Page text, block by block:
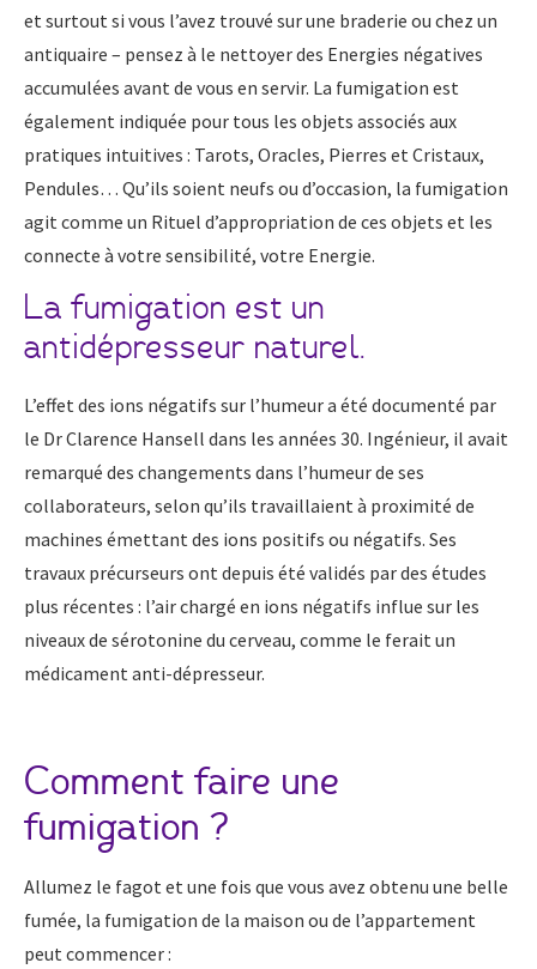
et surtout si vous l’avez trouvé sur une braderie ou chez un
antiquaire – pensez à le nettoyer des Energies négatives
accumulées avant de vous en servir. La fumigation est
également indiquée pour tous les objets associés aux
pratiques intuitives : Tarots, Oracles, Pierres et Cristaux,
Pendules… Qu’ils soient neufs ou d’occasion, la fumigation
agit comme un Rituel d’appropriation de ces objets et les
connecte à votre sensibilité, votre Energie.
La fumigation est un
antidépresseur naturel.
L’effet des ions négatifs sur l’humeur a été documenté par
le Dr Clarence Hansell dans les années 30. Ingénieur, il avait
remarqué des changements dans l’humeur de ses
collaborateurs, selon qu’ils travaillaient à proximité de
machines émettant des ions positifs ou négatifs. Ses
travaux précurseurs ont depuis été validés par des études
plus récentes : l’air chargé en ions négatifs influe sur les
niveaux de sérotonine du cerveau, comme le ferait un
médicament anti-dépresseur.
Comment faire une
fumigation ?
Allumez le fagot et une fois que vous avez obtenu une belle
fumée, la fumigation de la maison ou de l’appartement
peut commencer :